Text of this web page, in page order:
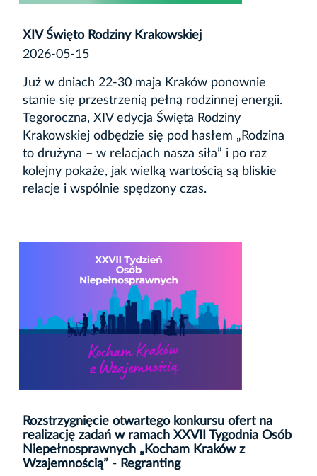
XIV Święto Rodziny Krakowskiej
2026-05-15
Już w dniach 22-30 maja Kraków ponownie
stanie się przestrzenią pełną rodzinnej energii.
Tegoroczna, XIV edycja Święta Rodziny
Krakowskiej odbędzie się pod hasłem „Rodzina
to drużyna – w relacjach nasza siła” i po raz
kolejny pokaże, jak wielką wartością są bliskie
relacje i wspólnie spędzony czas.
Rozstrzygnięcie otwartego konkursu ofert na
realizację zadań w ramach XXVII Tygodnia Osób
Niepełnosprawnych „Kocham Kraków z
Wzajemnością” - Regranting